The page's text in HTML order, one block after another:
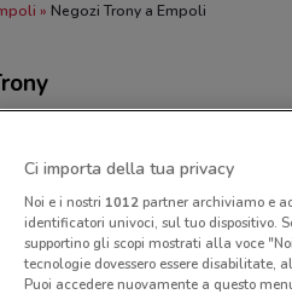
Negozi Trony a Empoli
Ci importa della tua privacy
Noi e i nostri 1012partner archiviamo e
identificatori univoci, sul tuo dispositivo.
supportino gli scopi mostrati alla voce
tecnologie dovessero essere disabilitate,
Puoi accedere nuovamente a questo